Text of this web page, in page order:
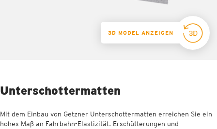
3D MODEL ANZEIGEN
Unterschottermatten
Mit dem Einbau von Getzner Unterschottermatten erreichen Sie ein
hohes Maß an Fahrbahn-Elastizität. Erschütterungen und